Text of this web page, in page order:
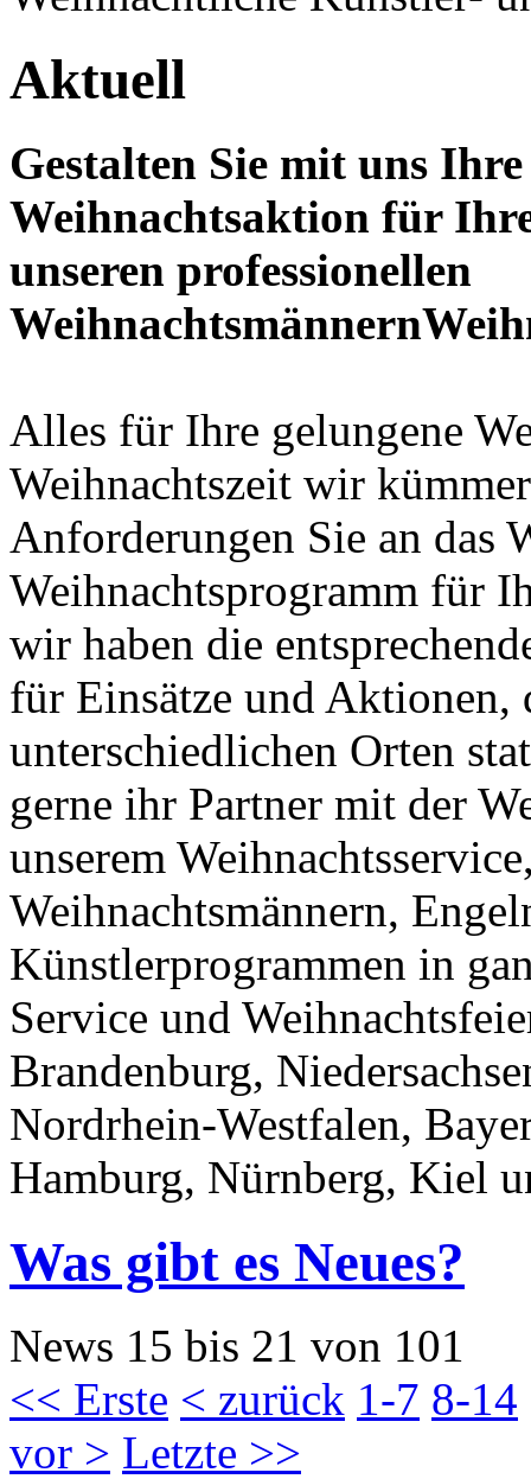
Aktuell
Gestalten Sie mit uns
Weihnachtsaktion für
unseren professionellen
Alles für Ihre gelungene
Weihnachtszeit wir
Anforderungen Sie an das
Weihnachtsprogramm für
wir haben die
für Einsätze und Aktionen,
unterschiedlichen Orten
gerne ihr Partner mit der
unserem
Weihnachtsmännern,
Künstlerprogrammen in
Service und
Brandenburg,
Nordrhein-Westfalen,
Hamburg, Nürnberg, Kiel
Was gibt es Neues?
News 15 bis 21 von 101
<< Erste < zurück 1-7 8-14
vor > Letzte >>